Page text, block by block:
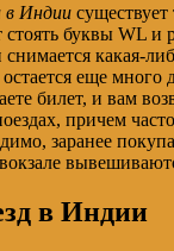
в Индии
стоять буквы WL
какая-
еще
билет, и вам
причем
заранее
в Индии